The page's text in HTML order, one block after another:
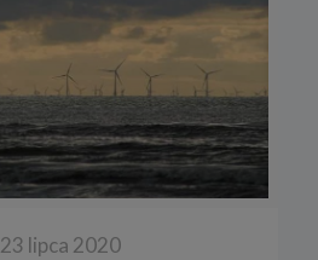
23 lipca 2020